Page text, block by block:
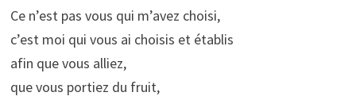
Ce n’est pas vous qui m’avez choisi,
c’est moi qui vous ai choisis et établis
afin que vous alliez,
que vous portiez du fruit,